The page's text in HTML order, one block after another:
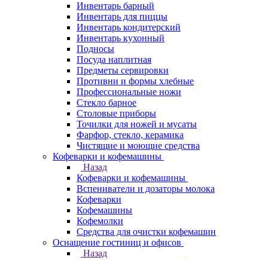
Инвентарь барный
Инвентарь для пиццы
Инвентарь кондитерский
Инвентарь кухонный
Подносы
Посуда наплитная
Предметы сервировки
Противни и формы хлебные
Профессиональные ножи
Стекло барное
Столовые приборы
Точилки для ножей и мусаты
Фарфор, стекло, керамика
Чистящие и моющие средства
Кофеварки и кофемашины
Назад
Кофеварки и кофемашины
Вспениватели и дозаторы молока
Кофеварки
Кофемашины
Кофемолки
Средства для очистки кофемашин
Оснащение гостиниц и офисов
Назад